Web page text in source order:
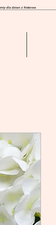
dla dzieci z Krakowa